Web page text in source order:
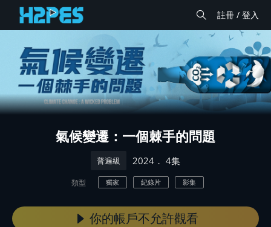
註冊 / 登入
氣候變遷：一個棘手的問題
普遍級 2024 ． 4集
類型 獨家 紀錄片 影集
你的帳戶不允許觀看